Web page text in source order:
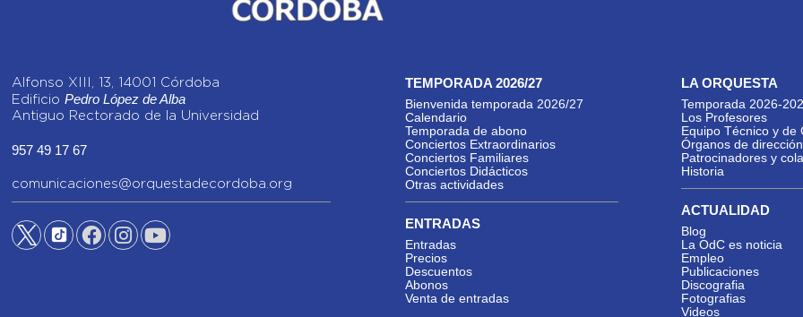
Alfonso XIII, 13, 14001 Córdoba
EdificioPedro López de Alba
Antiguo Rectorado de la Universidad
957 49 17 67
comunicaciones@orquestadecordoba.org
TEMPORADA 2026/27
Bienvenida temporada 2026/27
Calendario
Temporada de abono
Conciertos Extraordinarios
Conciertos Familiares
Conciertos Didácticos
Otras actividades
ENTRADAS
Entradas
Precios
Descuentos
Abonos
Venta de entradas
LA ORQUESTA
Temporada 2026-
Los Profesores
Equipo Técnico y de
Órganos de dirección
Patrocinadores y
Historia
ACTUALIDAD
Blog
La OdC es noticia
Empleo
Publicaciones
Discografia
Fotografias
Videos